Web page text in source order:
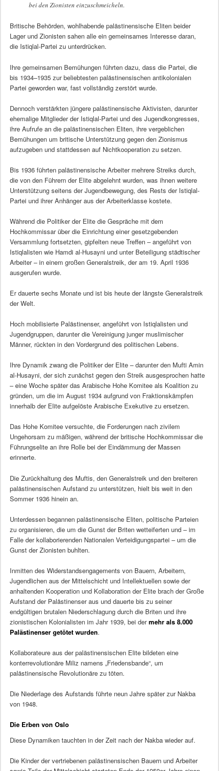
bei den Zionisten einzuschmeicheln.
Britische Behörden, wohlhabende palästinensische Eliten beider
Lager und Zionisten sahen alle ein gemeinsames Interesse daran,
die Istiqlal-Partei zu unterdrücken.
Ihre gemeinsamen Bemühungen führten dazu, dass die Partei, die
bis 1934–1935 zur beliebtesten palästinensischen antikolonialen
Partei geworden war, fast vollständig zerstört wurde.
Dennoch verstärkten jüngere palästinensische Aktivisten, darunter
ehemalige Mitglieder der Istiqlal-Partei und des Jugendkongresses,
ihre Aufrufe an die palästinensischen Eliten, ihre vergeblichen
Bemühungen um britische Unterstützung gegen den Zionismus
aufzugeben und stattdessen auf Nichtkooperation zu setzen.
Bis 1936 führten palästinensische Arbeiter mehrere Streiks durch,
die von den Führern der Elite abgelehnt wurden, was ihnen weitere
Unterstützung seitens der Jugendbewegung, des Rests der Istiqlal-
Partei und ihrer Anhänger aus der Arbeiterklasse kostete.
Während die Politiker der Elite die Gespräche mit dem
Hochkommissar über die Einrichtung einer gesetzgebenden
Versammlung fortsetzten, gipfelten neue Treffen – angeführt von
Istiqlalisten wie Hamdi al-Husayni und unter Beteiligung städtischer
Arbeiter – in einem großen Generalstreik, der am 19. April 1936
ausgerufen wurde.
Er dauerte sechs Monate und ist bis heute der längste Generalstreik
der Welt.
Hoch mobilisierte Palästinenser, angeführt von Istiqlalisten und
Jugendgruppen, darunter die Vereinigung junger muslimischer
Männer, rückten in den Vordergrund des politischen Lebens.
Ihre Dynamik zwang die Politiker der Elite – darunter den Mufti Amin
al-Husayni, der sich zunächst gegen den Streik ausgesprochen hatte
– eine Woche später das Arabische Hohe Komitee als Koalition zu
gründen, um die im August 1934 aufgrund von Fraktionskämpfen
innerhalb der Elite aufgelöste Arabische Exekutive zu ersetzen.
Das Hohe Komitee versuchte, die Forderungen nach zivilem
Ungehorsam zu mäßigen, während der britische Hochkommissar die
Führungselite an ihre Rolle bei der Eindämmung der Massen
erinnerte.
Die Zurückhaltung des Muftis, den Generalstreik und den breiteren
palästinensischen Aufstand zu unterstützen, hielt bis weit in den
Sommer 1936 hinein an.
Unterdessen begannen palästinensische Eliten, politische Parteien
zu organisieren, die um die Gunst der Briten wetteiferten und – im
Falle der kollaborierenden Nationalen Verteidigungspartei – um die
Gunst der Zionisten buhlten.
Inmitten des Widerstandsengagements von Bauern, Arbeitern,
Jugendlichen aus der Mittelschicht und Intellektuellen sowie der
anhaltenden Kooperation und Kollaboration der Elite brach der Große
Aufstand der Palästinenser aus und dauerte bis zu seiner
endgültigen brutalen Niederschlagung durch die Briten und ihre
zionistischen Kolonialisten im Jahr 1939, bei dermehr als 8.000
Palästinenser getötet wurden.
Kollaborateure aus der palästinensischen Elite bildeten eine
konterrevolutionäre Miliz namens „Friedensbande“, um
palästinensische Revolutionäre zu töten.
Die Niederlage des Aufstands führte neun Jahre später zur Nakba
von 1948.
Die Erben von Oslo
Diese Dynamiken tauchten in der Zeit nach der Nakba wieder auf.
Die Kinder der vertriebenen palästinensischen Bauern und Arbeiter